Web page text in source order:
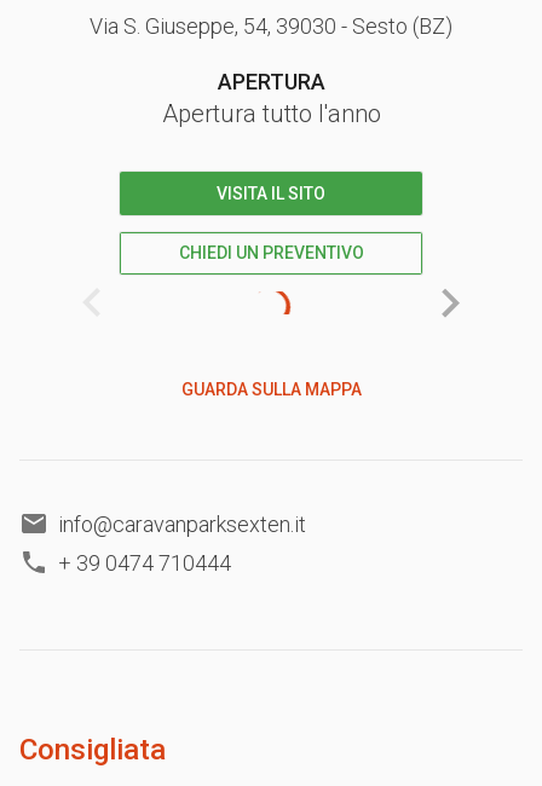
Via S. Giuseppe, 54, 39030 - Sesto (BZ)
APERTURA
Apertura tutto l'anno
VISITA IL SITO
CHIEDI UN PREVENTIVO
GUARDA SULLA MAPPA
info@caravanparksexten.it
+ 39 0474 710444
Consigliata